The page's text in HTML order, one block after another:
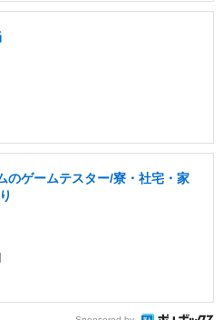
のゲームテスター/寮・社宅・家